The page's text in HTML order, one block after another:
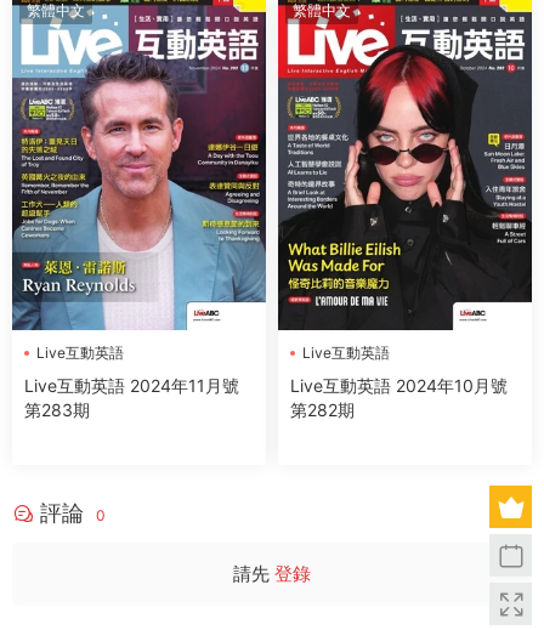
繁體中文
Live互動英語
Live互動英語 2024年11月號
第283期
繁體中文
Live互動英語
Live互動英語 2024年10月號
第282期
評論 0
請先 登錄